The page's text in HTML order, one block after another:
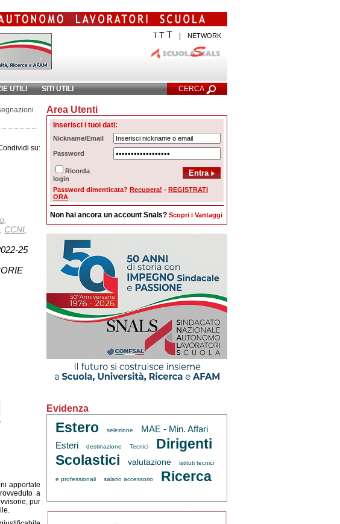
T TT NETWORK
UTILI SITI UTILI CERCA
Ricerca Avanzata
su:
CCNI
25
apportate
a
pur
Area Utenti
Inserisci i tuoi dati:
Nickname/Email
Password
Ricorda
login
Password dimenticata? Recupera! - REGISTRATI
ORA
Non hai ancora un account Snals? Scopri i Vantaggi
Evidenza
Estero selezione
MAE - Min. Affari
Esteri
destinazione Tecnici
Dirigenti
Scolastici
valutazione istituti tecnici
e professionali salario accessorio Ricerca